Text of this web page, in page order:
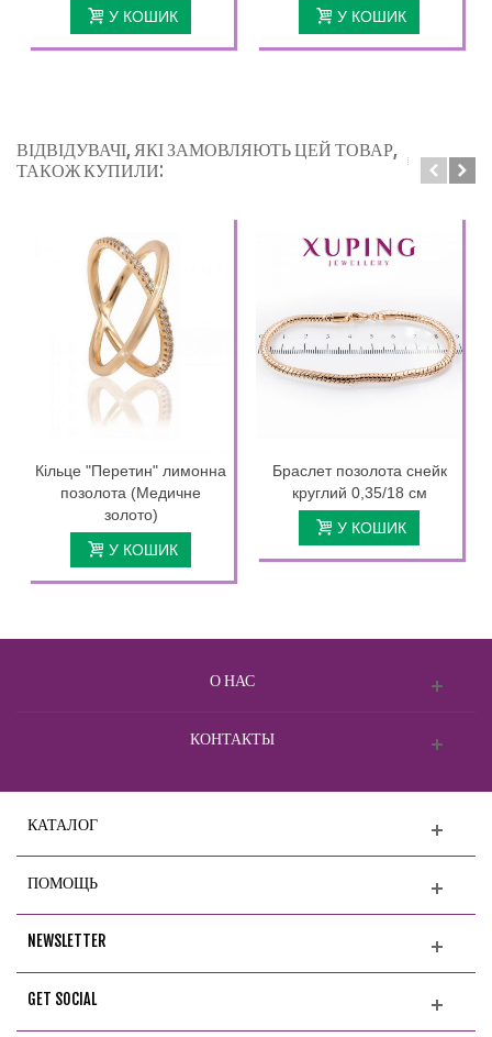
У КОШИК
У КОШИК
ВІДВІДУВАЧІ, ЯКІ ЗАМОВЛЯЮТЬ ЦЕЙ ТОВАР,
ТАКОЖ КУПИЛИ:
Кільце "Перетин" лимонна
позолота (Медичне
золото)
У КОШИК
Браслет позолота снейк
круглий 0,35/18 см
У КОШИК
О НАС
КОНТАКТЫ
КАТАЛОГ
ПОМОЩЬ
NEWSLETTER
GET SOCIAL